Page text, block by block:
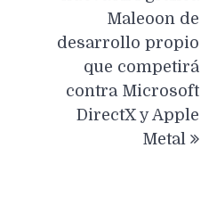
Maleoon de
desarrollo propio
que competirá
contra Microsoft
DirectX y Apple
Metal